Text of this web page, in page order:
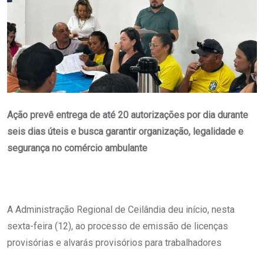
Ação prevê entrega de até 20 autorizações por dia durante
seis dias úteis e busca garantir organização, legalidade e
segurança no comércio ambulante
A Administração Regional de Ceilândia deu início, nesta
sexta-feira (12), ao processo de emissão de licenças
provisórias e alvarás provisórios para trabalhadores